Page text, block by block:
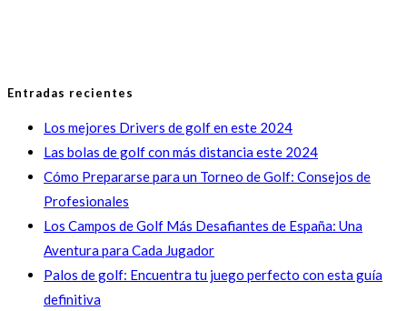
Entradas recientes
Los mejores Drivers de golf en este 2024
Las bolas de golf con más distancia este 2024
Cómo Prepararse para un Torneo de Golf: Consejos de
Profesionales
Los Campos de Golf Más Desafiantes de España: Una
Aventura para Cada Jugador
Palos de golf: Encuentra tu juego perfecto con esta guía
definitiva